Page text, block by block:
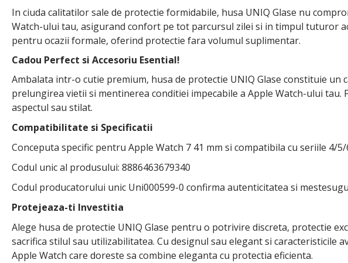
In ciuda calitatilor sale de protectie formidabile, husa UNIQ Glase nu
Watch-ului tau, asigurand confort pe tot parcursul zilei si in timpul tuturor
pentru ocazii formale, oferind protectie fara volumul suplimentar.
Cadou Perfect si Accesoriu Esential!
Ambalata intr-o cutie premium, husa de protectie UNIQ Glase constituie
prelungirea vietii si mentinerea conditiei impecabile a Apple Watch-ului
aspectul sau stilat.
Compatibilitate si Specificatii
Conceputa specific pentru Apple Watch 7 41 mm si compatibila cu seriile
Codul unic al produsului: 8886463679340
Codul producatorului unic Uni000599-0 confirma autenticitatea si
Protejeaza-ti Investitia
Alege husa de protectie UNIQ Glase pentru o potrivire discreta, protectie
sacrifica stilul sau utilizabilitatea. Cu designul sau elegant si caracteristicile
Apple Watch care doreste sa combine eleganta cu protectia eficienta.